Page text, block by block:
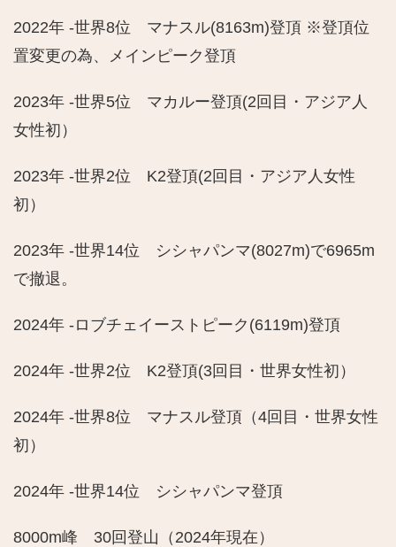
2022年 -世界8位 マナスル(8163m)登頂 ※登頂位
置変更の為、メインピーク登頂
2023年 -世界5位 マカルー登頂(2回目・アジア人
女性初）
2023年 -世界2位 K2登頂(2回目・アジア人女性
初）
2023年 -世界14位 シシャパンマ(8027m)で6965m
で撤退。
2024年 -ロブチェイーストピーク(6119m)登頂
2024年 -世界2位 K2登頂(3回目・世界女性初）
2024年 -世界8位 マナスル登頂（4回目・世界女性
初）
2024年 -世界14位 シシャパンマ登頂
8000m峰 30回登山（2024年現在）